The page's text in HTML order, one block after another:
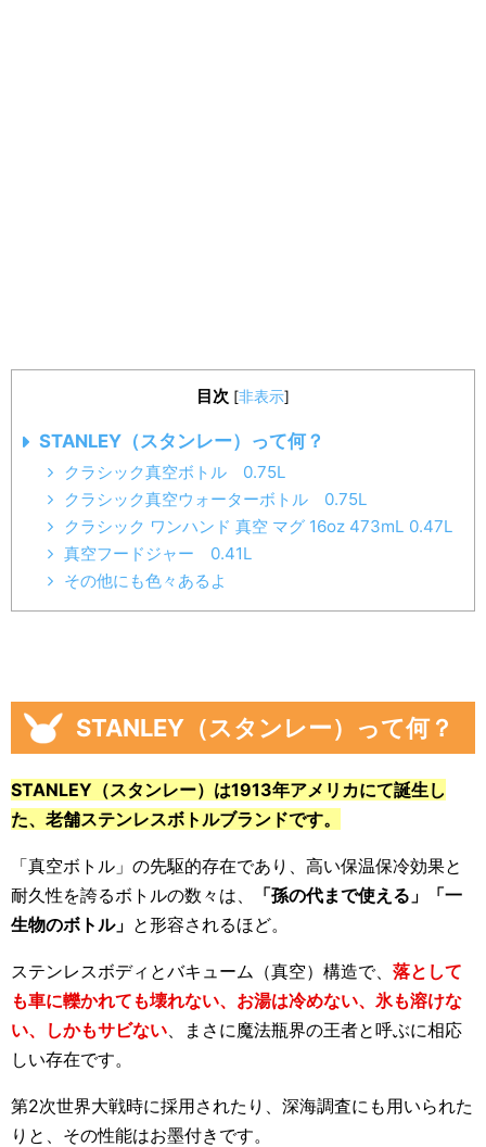
目次 [非表示]
STANLEY（スタンレー）って何？
クラシック真空ボトル 0.75L
クラシック真空ウォーターボトル 0.75L
クラシック ワンハンド 真空 マグ 16oz 473mL 0.47L
真空フードジャー 0.41L
その他にも色々あるよ
STANLEY（スタンレー）って何？
STANLEY（スタンレー）は1913年アメリカにて誕生し
た、老舗ステンレスボトルブランドです。
「真空ボトル」の先駆的存在であり、高い保温保冷効果と
耐久性を誇るボトルの数々は、
「孫の代まで使える」「一
生物のボトル」 と形容されるほど。
ステンレスボディとバキューム（真空）構造で、 落として
も車に轢かれても壊れない、お湯は冷めない、氷も溶けな
い、しかもサビない、まさに魔法瓶界の王者と呼ぶに相応
しい存在です。
第2次世界大戦時に採用されたり、深海調査にも用いられた
りと、その性能はお墨付きです。